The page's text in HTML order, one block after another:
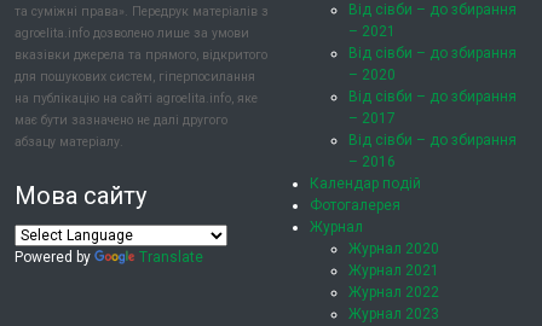
та суміжні права». Передрук матеріалів з
agroelita.info дозволено лише за умови
вказівки джерела та прямого, відкритого
для пошукових систем, гіперпосилання
на публікацію на сайті agroelita.info, яке
має бути зазначено не далі другого
абзацу матеріалу.
Мова сайту
Powered by Translate
Від сівби – до збирання
– 2021
Від сівби – до збирання
– 2020
Від сівби – до збирання
– 2017
Від сівби – до збирання
– 2016
Календар подій
Фотогалерея
Журнал
Журнал 2020
Журнал 2021
Журнал 2022
Журнал 2023